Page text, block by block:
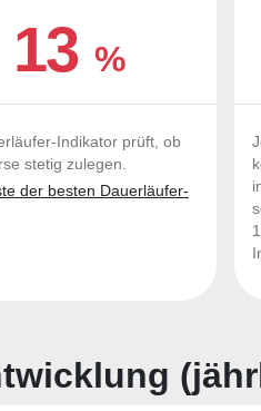
13 %
Indikator prüft, ob
stetig zulegen.
der besten Dauerläufer-